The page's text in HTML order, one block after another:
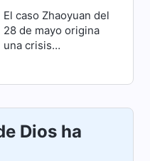
El caso Zhaoyuan del
28 de mayo origina
una crisis
Dios ha